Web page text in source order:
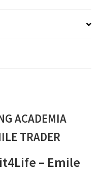
ACADEMIA
TRADER
– Emile